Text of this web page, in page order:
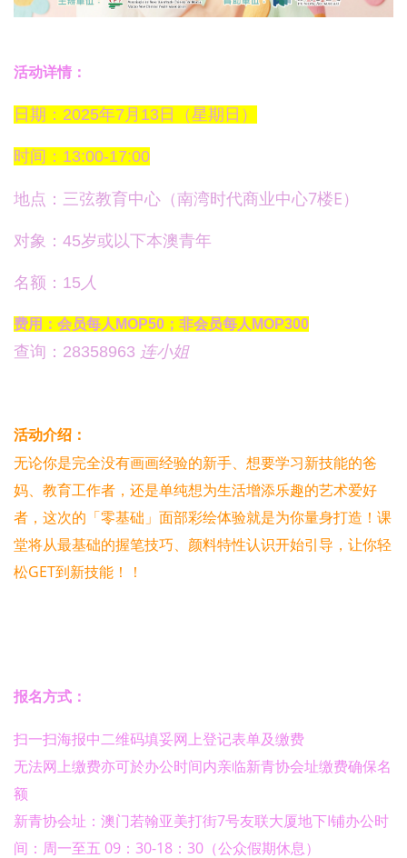
活动详情：
日期： 2025年7月13日（星期日）
时间：13:00-17:00
地点： 三弦教育中心（南湾时代商业中心7楼E）
对象： 45岁或以下本澳青年
名额：15 人
费用：会员每人MOP50 ；非会员每人MOP300
查询： 28358963 连小姐
活动介绍：
无论你是完全没有画画经验的新手、想要学习新技能的爸
妈、教育工作者，还是单纯想为生活增添乐趣的艺术爱好
者，这次的「零基础」面部彩绘体验就是为你量身打造！课
堂将从最基础的握笔技巧、颜料特性认识开始引导，让你轻
松GET到新技能！！
报名方式：
扫一扫海报中二维码填妥网上登记表单及缴费
无法网上缴费亦可於办公时间内亲临新青协会址缴费确保名
额
新青协会址：澳门若翰亚美打街7号友联大厦地下I铺办公时
间：周一至五 09：30-18：30（公众假期休息）